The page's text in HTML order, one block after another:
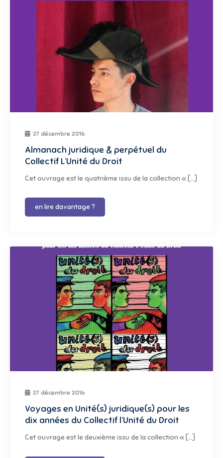
27 décembre 2016
Almanach juridique & perpétuel du
Collectif L’Unité du Droit
Cet ouvrage est le quatrième issu de la collection « […]
en lire davantage ?
27 décembre 2016
Voyages en Unité(s) juridique(s) pour les
dix années du Collectif l’Unité du Droit
Cet ouvrage est le deuxième issu de la collection « […]